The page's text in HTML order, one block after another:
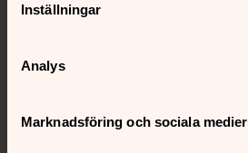
Inställningar
Analys
Marknadsföring och sociala medier
Kalender